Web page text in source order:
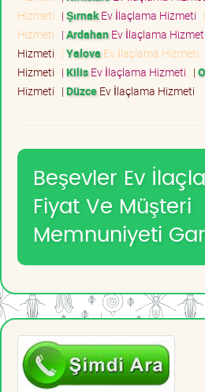
Hizmeti | ŞırnakEv İlaçlama Hizmeti |
Hizmeti | ArdahanEv İlaçlama Hizmeti
Hizmeti | Yalova Ev İlaçlama Hizmeti
Hizmeti | KilisEv İlaçlama Hizmeti |
Hizmeti | DüzceEv İlaçlama Hizmeti
Beşevler Ev
Fiyat Ve Müşteri
Memnuniyeti